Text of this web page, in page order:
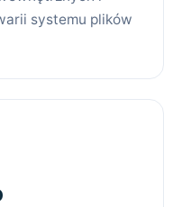
systemu plików